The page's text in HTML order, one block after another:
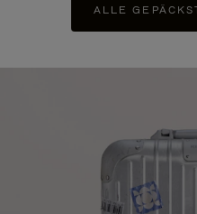
ALLE